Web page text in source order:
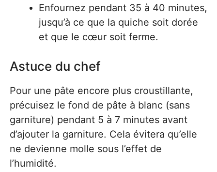
Enfournez pendant 35 à 40 minutes,
jusqu’à ce que la quiche soit dorée
et que le cœur soit ferme.
Astuce du chef
Pour une pâte encore plus croustillante,
précuisez le fond de pâte à blanc (sans
garniture) pendant 5 à 7 minutes avant
d’ajouter la garniture. Cela évitera qu’elle
ne devienne molle sous l’effet de
l’humidité.